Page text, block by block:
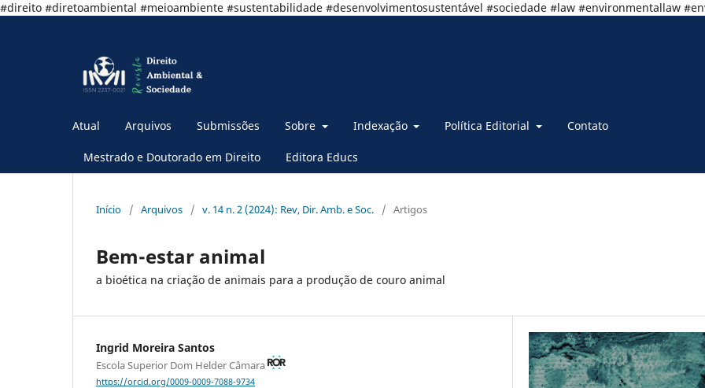
#direito #diretoambiental #meioambiente #sustentabilidade #desenvolvimentosustentável #sociedade #law #environmentallaw
Atual Arquivos Submissões Sobre Indexação Política Editorial Contato
Mestrado e Doutorado em Direito Editora Educs
Início / Arquivos / v. 14 n. 2 (2024): Rev, Dir. Amb. e Soc. / Artigos
Bem-estar animal
a bioética na criação de animais para a produção de couro animal
Ingrid Moreira Santos
Escola Superior Dom Helder Câmara
https://orcid.org/0009-0009-7088-9734